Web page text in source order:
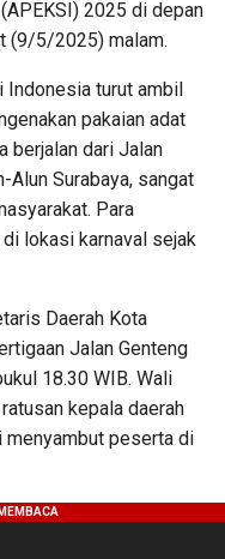
2025 di depan
(9/5/2025) malam.
Indonesia turut ambil
pakaian adat
berjalan dari Jalan
Alun Surabaya, sangat
Para
lokasi karnaval sejak
Daerah Kota
Jalan Genteng
18.30 WIB. Wali
kepala daerah
peserta di